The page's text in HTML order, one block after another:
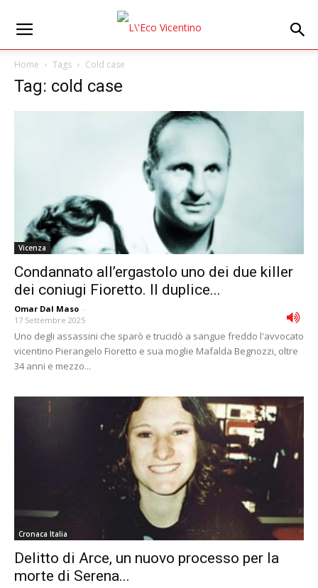
Home Tags Cold case
Tag: cold case
Vicenza
Condannato all’ergastolo uno dei due killer
dei coniugi Fioretto. Il duplice...
Omar Dal Maso -
17 Settembre 2025
Uno degli assassini che sparò e trucidò a sangue freddo l'avvocato
vicentino Pierangelo Fioretto e sua moglie Mafalda Begnozzi, oltre
34 anni e mezzo...
Cronaca Italia
Delitto di Arce, un nuovo processo per la
morte di Serena...